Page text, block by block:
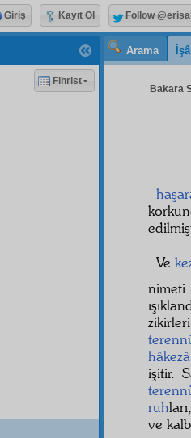
Arama
Bakara
Ve
hâkezâ
işitir.
ruh
ve
Fihrist
Giriş Kayıt Ol Follow